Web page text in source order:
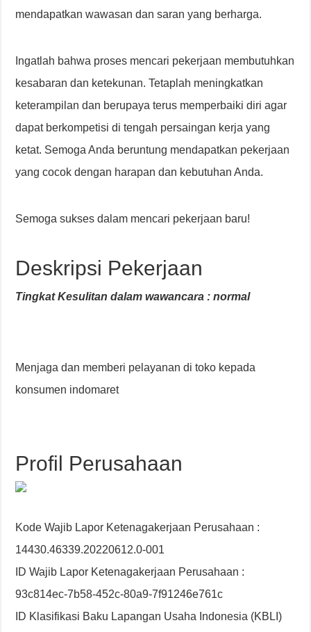
mendapatkan wawasan dan saran yang berharga.
Ingatlah bahwa proses mencari pekerjaan membutuhkan
kesabaran dan ketekunan. Tetaplah meningkatkan
keterampilan dan berupaya terus memperbaiki diri agar
dapat berkompetisi di tengah persaingan kerja yang
ketat. Semoga Anda beruntung mendapatkan pekerjaan
yang cocok dengan harapan dan kebutuhan Anda.
Semoga sukses dalam mencari pekerjaan baru!
Deskripsi Pekerjaan
Tingkat Kesulitan dalam wawancara : normal
Menjaga dan memberi pelayanan di toko kepada
konsumen indomaret
Profil Perusahaan
Kode Wajib Lapor Ketenagakerjaan Perusahaan :
14430.46339.20220612.0-001
ID Wajib Lapor Ketenagakerjaan Perusahaan :
93c814ec-7b58-452c-80a9-7f91246e761c
ID Klasifikasi Baku Lapangan Usaha Indonesia (KBLI)